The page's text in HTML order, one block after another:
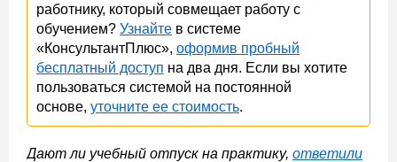
работнику, который совмещает работу с
обучением? Узнайте в системе
«КонсультантПлюс», оформив пробный
бесплатный доступ на два дня. Если вы хотите
пользоваться системой на постоянной
основе, уточните ее стоимость.
Дают ли учебный отпуск на практику, ответили